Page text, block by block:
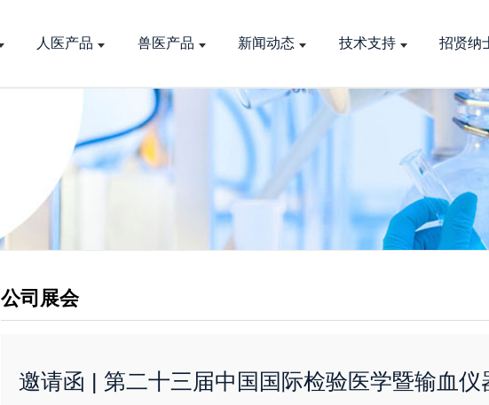
人医产品 兽医产品 新闻动态 技术支持 招贤纳
公司展会
邀请函 | 第二十三届中国国际检验医学暨输血仪